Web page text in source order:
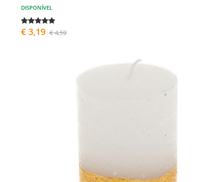
DISPONÍVEL
€ 3,19 € 4,59